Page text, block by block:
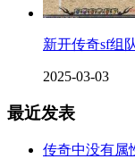
新开传奇sf组
2025-03-03
最近发表
传奇中没有属